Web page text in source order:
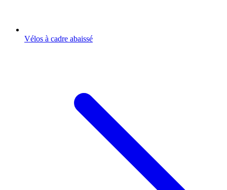
Vélos à cadre abaissé